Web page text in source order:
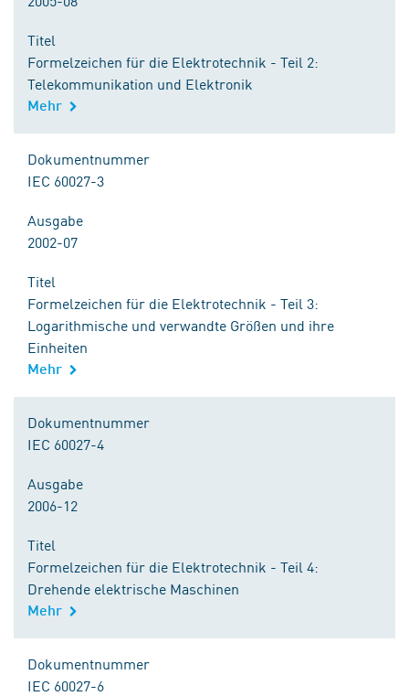
Titel
Formelzeichen für die Elektrotechnik - Teil 2:
Telekommunikation und Elektronik
Mehr
Dokumentnummer
IEC 60027-3
Ausgabe
2002-07
Titel
Formelzeichen für die Elektrotechnik - Teil 3:
Logarithmische und verwandte Größen und ihre
Einheiten
Mehr
Dokumentnummer
IEC 60027-4
Ausgabe
2006-12
Titel
Formelzeichen für die Elektrotechnik - Teil 4:
Drehende elektrische Maschinen
Mehr
Dokumentnummer
IEC 60027-6